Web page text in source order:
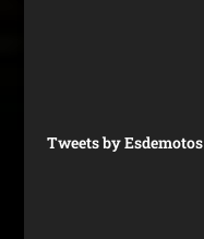
Tweets by Esdemotos